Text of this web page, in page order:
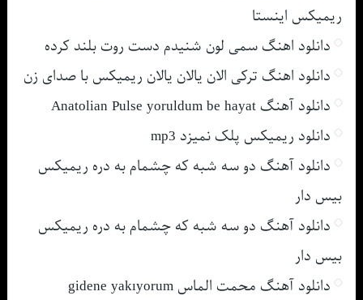
ریمیکس اینستا
دانلود اهنگ سمی لون شنیدم دست روت بلند کرده
دانلود اهنگ ترکی الان یالان یالان ریمیکس با صدای زن
دانلود آهنگ Anatolian Pulse yoruldum be hayat
دانلود ریمیکس پلک نمیزد mp3
دانلود آهنگ دو سه شبه که چشمام به دره ریمیکس
بیس دار
دانلود آهنگ دو سه شبه که چشمام به دره ریمیکس
بیس دار
دانلود آهنگ محمت الماس gidene yakıyorum